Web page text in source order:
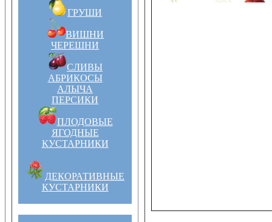
ГРУШИ
ВИШНИ
ЧЕРЕШНИ
СЛИВЫ
АБРИКОСЫ
АЛЫЧА
ПЕРСИКИ
ПЛОДОВЫЕ
ЯГОДНЫЕ
КУСТАРНИКИ
ДЕКОРАТИВНЫЕ
КУСТАРНИКИ